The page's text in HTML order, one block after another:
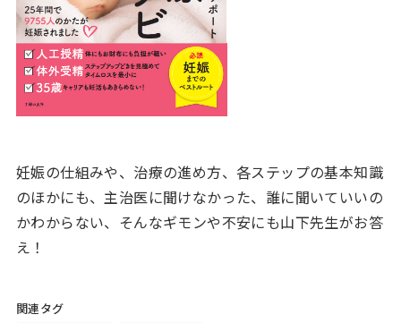
妊娠の仕組みや、治療の進め方、各ステップの基本知識
のほかにも、主治医に聞けなかった、誰に聞いていいの
かわからない、そんなギモンや不安にも山下先生がお答
え！
関連タグ